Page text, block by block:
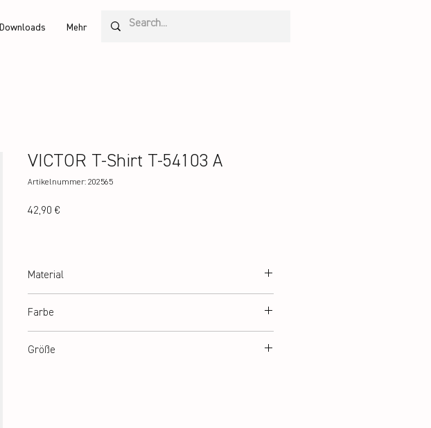
Downloads Mehr
VICTOR T-Shirt T-54103 A
Artikelnummer: 202565
42,90 €
Material
Farbe
Größe